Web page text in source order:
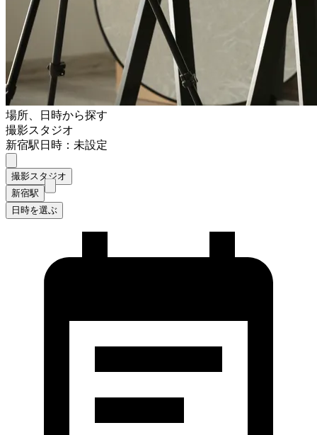
場所、日時から探す
撮影スタジオ
新宿駅日時：未設定
撮影スタジオ
新宿駅
日時を選ぶ